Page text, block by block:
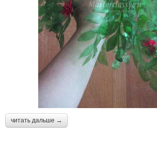
читать дальше →